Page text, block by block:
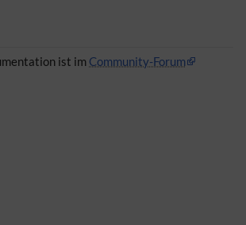
ist im Community-Forum